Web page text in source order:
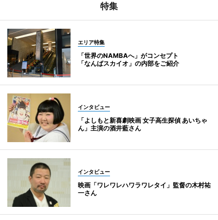
特集
エリア特集
「世界のNAMBAへ」がコンセプト
「なんばスカイオ」の内部をご紹介
インタビュー
「よしもと新喜劇映画 女子高生探偵 あいちゃ
ん」主演の酒井藍さん
インタビュー
映画「ワレワレハワラワレタイ」監督の木村祐
一さん